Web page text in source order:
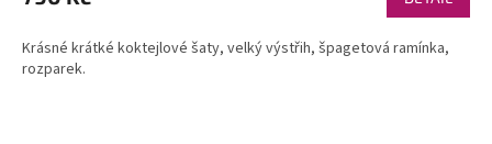
Krásné krátké koktejlové šaty, velký výstřih, špagetová ramínka,
rozparek.